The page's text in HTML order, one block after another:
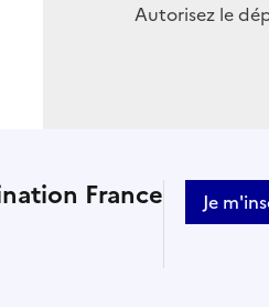
Autorisez le
France Je